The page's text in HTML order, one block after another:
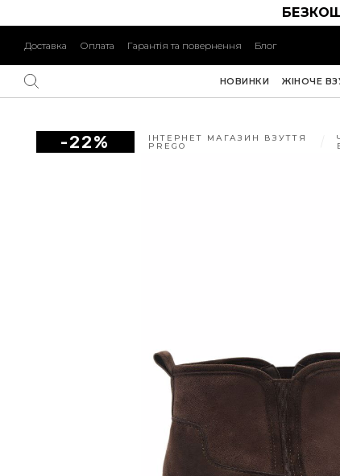
Доставка Оплата Гарантія та повернення Блог
НОВИНКИ ЖІНОЧЕ
-22% ІНТЕРНЕТ МАГАЗИН ВЗУТТЯ
PREGO